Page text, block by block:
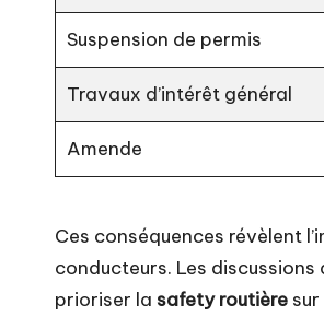
Suspension de permis
Travaux d’intérêt général
Amende
Ces conséquences révèlent
conducteurs. Les
prioriser la safety routière